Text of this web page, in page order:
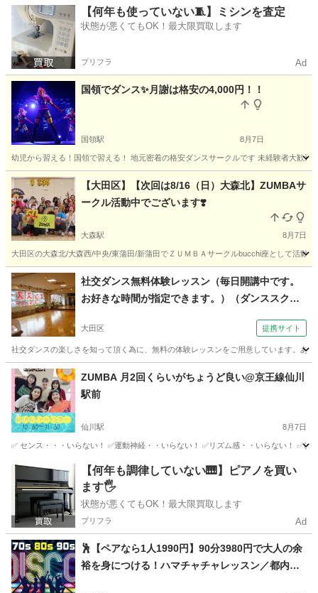
東京 立川市 立川駅 ダンス 初心者
【何年も使っていない🧵】ミシンを査定
状態が悪くてもOK！最大限買取します
プリフラ Ad
国領でダンス✨月謝は格安の4,000円！！
国領駅 8月7日
幼児から習える！国領で習える！ 地元密着の格安ダンスサークルです 未経験者大
東京 調布市 国領駅 ヒップホップ サークル
【大田区】【次回は8/16（日）大森北】ZUMBAサ
ークル活動中でございます❣️
大森駅 8月7日
大田区の大森北/大森西/中央/東蒲田/新蒲田でＺＵＭＢＡサークルbucchi座として活動
東京 大田区 大森駅 ズンバ
社交ダンス無料体験レッスン（毎日開講中です。
お好きな時間が指定できます。）（ダンススクー
大田区 提携サイト
社交ダンスの楽しさを知って頂く為に、無料の体験レッスンをご用意しています。あ
東京 大田区 社交ダンス
ZUMBA 月2回くらいがちょうど良い@京王線仙川
駅前
仙川駅 8月7日
✅ センス・・・いらない！ ✅運動神経・・いらない！ ✅リズム感・・いらない！ ✅
東京 調布市 仙川駅 ズンバ ZUMBA
【何年も調律していない🎹】ピアノを買い
ます🖐️
状態が悪くてもOK！最大限買取します
プリフラ Ad
🕺【ペアなら1人1990円】90分3980円で大人の余
裕を身につける！ハマチャチャレッスン／都内・